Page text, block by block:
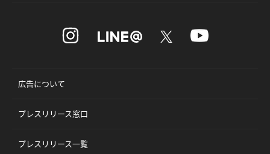
広告について
プレスリリース窓口
プレスリリース一覧